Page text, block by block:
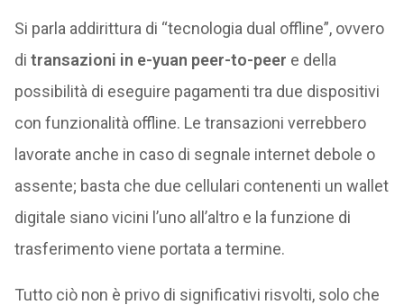
Si parla addirittura di “tecnologia dual offline”, ovvero
di transazioni in e-yuan peer-to-peer e della
possibilità di eseguire pagamenti tra due dispositivi
con funzionalità offline. Le transazioni verrebbero
lavorate anche in caso di segnale internet debole o
assente; basta che due cellulari contenenti un wallet
digitale siano vicini l’uno all’altro e la funzione di
trasferimento viene portata a termine.
Tutto ciò non è privo di significativi risvolti, solo che